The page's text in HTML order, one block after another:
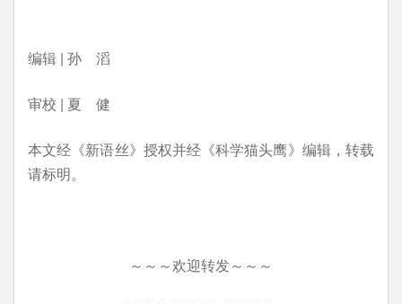
编辑 | 孙 滔
审校 | 夏 健
本文经《新语丝》授权并经《科学猫头鹰》编辑，转载
请标明。
～～～欢迎转发～～～